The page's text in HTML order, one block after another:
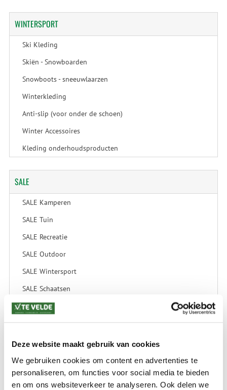
Deze website maakt gebruik van cookies
We gebruiken cookies om content en advertenties te
personaliseren, om functies voor social media te bieden
en om ons websiteverkeer te analyseren. Ook delen we
WINTERSPORT
Ski Kleding
Skiën - Snowboarden
Snowboots - sneeuwlaarzen
Winterkleding
Anti-slip (voor onder de schoen)
Winter Accessoires
Kleding onderhoudsproducten
SALE
SALE Kamperen
SALE Tuin
SALE Recreatie
SALE Outdoor
SALE Wintersport
SALE Schaatsen
GEEN VERZENDKOSTEN BOVEN € 175,-
(bij verzending via Pakketdienst tot 10 kg)*
*) Voor grotere pakketverzendingen en bijzondere (buitenland) bestemmingen kunnen